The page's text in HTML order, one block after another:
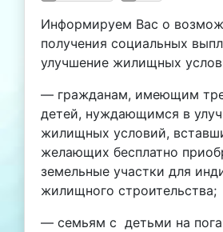
Информируем Вас о
получения социальных
улучшение жилищных
— гражданам, имеющим
детей, нуждающимся в
жилищных условий,
желающих бесплатно
земельные участки для
жилищного строительства;
— семьям с детьми на